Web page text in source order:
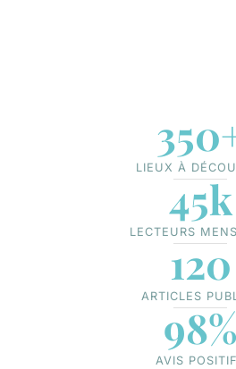
LIEUX À
45k
LECTEURS
120
ARTICLES
98%
AVIS